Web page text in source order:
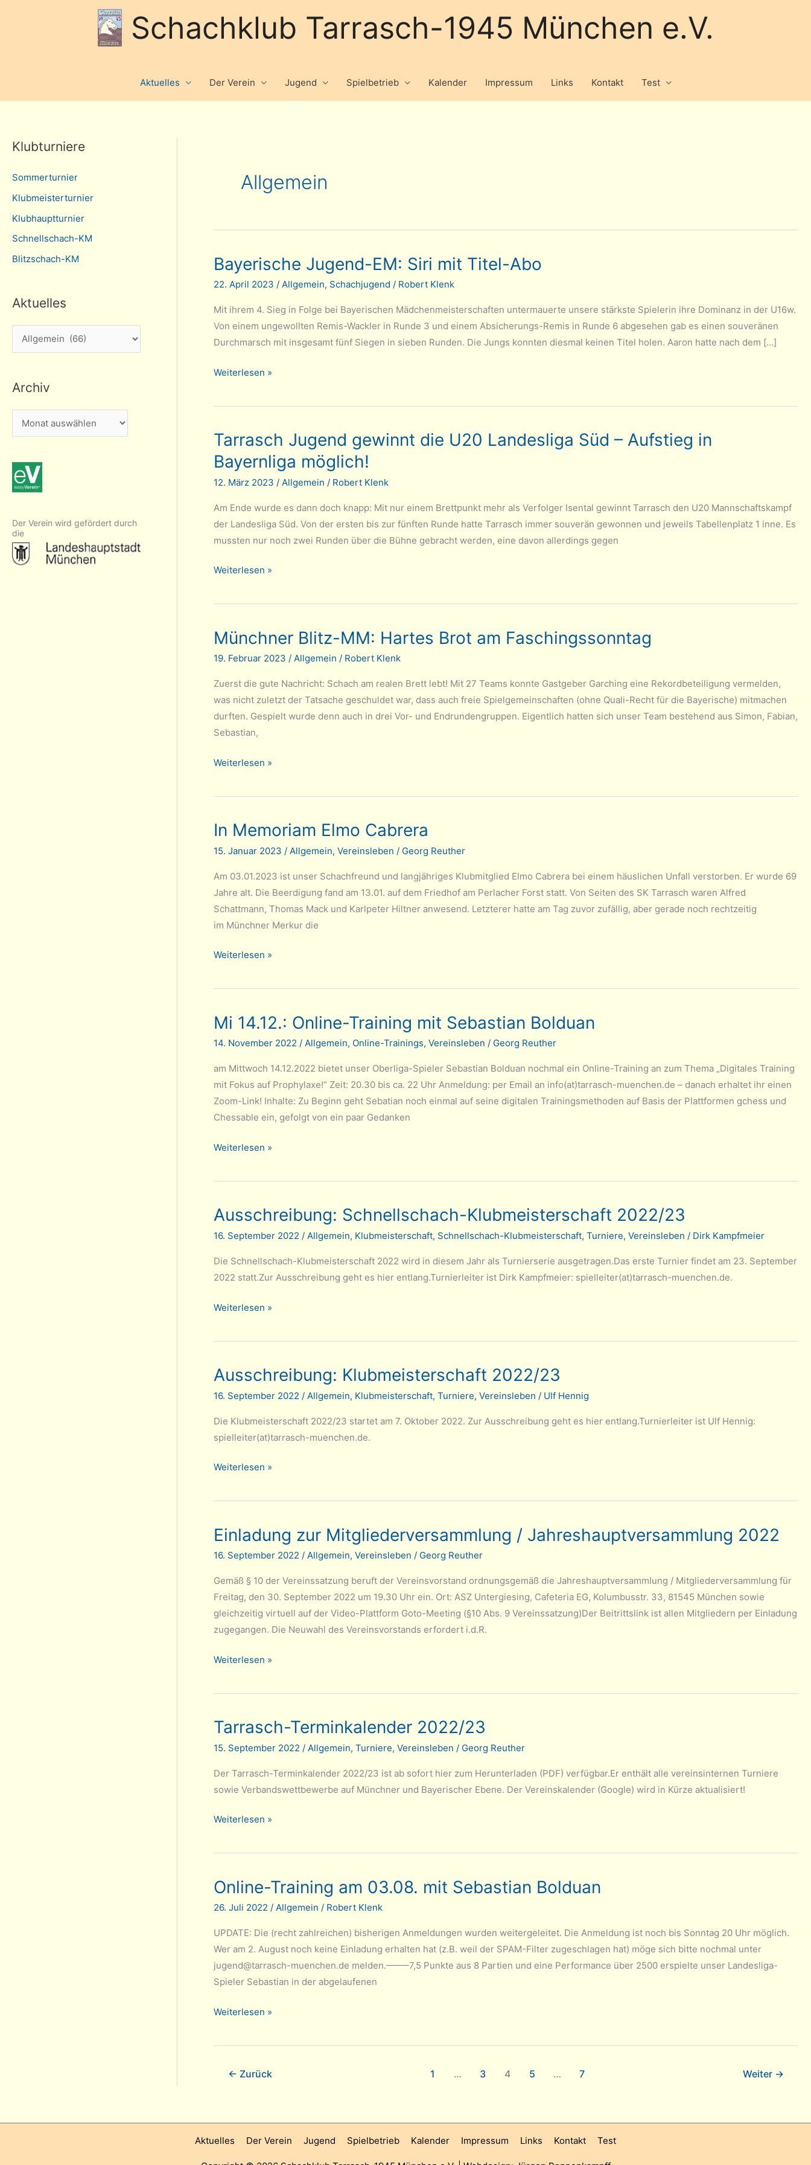
Schachklub Tarrasch-1945 München e.V.
Aktuelles Der Verein Jugend Spielbetrieb Kalender Impressum Links Kontakt Test
Klubturniere
Sommerturnier
Klubmeisterturnier
Klubhauptturnier
Schnellschach-KM
Blitzschach-KM
Aktuelles
k
u
e
s
Archiv
r
h
i
Der Verein wird gefördert durch
die
Allgemein
Bayerische Jugend-EM: Siri mit Titel-Abo
22. April 2023 / Allgemein, Schachjugend / Robert Klenk
Mit ihrem 4. Sieg in Folge bei Bayerischen Mädchenmeisterschaften untermauerte unsere stärkste Spielerin ihre Dominanz in der U16w.
Von einem ungewollten Remis-Wackler in Runde 3 und einem Absicherungs-Remis in Runde 6 abgesehen gab es einen souveränen
Durchmarsch mit insgesamt fünf Siegen in sieben Runden. Die Jungs konnten diesmal keinen Titel holen. Aaron hatte nach dem […]
Bayerische
EM:
mit
Titel-
Abo
Weiterlesen »
Tarrasch Jugend gewinnt die U20 Landesliga Süd – Aufstieg in
Bayernliga möglich!
12. März 2023 / Allgemein / Robert Klenk
Am Ende wurde es dann doch knapp: Mit nur einem Brettpunkt mehr als Verfolger Isental gewinnt Tarrasch den U20 Mannschaftskampf
der Landesliga Süd. Von der ersten bis zur fünften Runde hatte Tarrasch immer souverän gewonnen und jeweils Tabellenplatz 1 inne. Es
mussten nur noch zwei Runden über die Bühne gebracht werden, eine davon allerdings gegen
Tarrasch
gewinnt
U20
–
Aufstieg
in
Bayernliga
Weiterlesen »
Münchner Blitz-MM: Hartes Brot am Faschingssonntag
19. Februar 2023 / Allgemein / Robert Klenk
Zuerst die gute Nachricht: Schach am realen Brett lebt! Mit 27 Teams konnte Gastgeber Garching eine Rekordbeteiligung vermelden,
was nicht zuletzt der Tatsache geschuldet war, dass auch freie Spielgemeinschaften (ohne Quali-Recht für die Bayerische) mitmachen
durften. Gespielt wurde denn auch in drei Vor- und Endrundengruppen. Eigentlich hatten sich unser Team bestehend aus Simon, Fabian,
Sebastian,
Münchner
MM:
Brot
Weiterlesen »
In Memoriam Elmo Cabrera
15. Januar 2023 / Allgemein, Vereinsleben / Georg Reuther
Am 03.01.2023 ist unser Schachfreund und langjähriges Klubmitglied Elmo Cabrera bei einem häuslichen Unfall verstorben. Er wurde 69
Jahre alt. Die Beerdigung fand am 13.01. auf dem Friedhof am Perlacher Forst statt. Von Seiten des SK Tarrasch waren Alfred
Schattmann, Thomas Mack und Karlpeter Hiltner anwesend. Letzterer hatte am Tag zuvor zufällig, aber gerade noch rechtzeitig
im Münchner Merkur die
In
Elmo
Weiterlesen »
Mi 14.12.: Online-Training mit Sebastian Bolduan
14. November 2022 / Allgemein, Online-Trainings, Vereinsleben / Georg Reuther
am Mittwoch 14.12.2022 bietet unser Oberliga-Spieler Sebastian Bolduan nochmal ein Online-Training an zum Thema „Digitales Training
mit Fokus auf Prophylaxe!“ Zeit: 20.30 bis ca. 22 Uhr Anmeldung: per Email an info(at)tarrasch-muenchen.de – danach erhaltet ihr einen
Zoom-Link! Inhalte: Zu Beginn geht Sebatian noch einmal auf seine digitalen Trainingsmethoden auf Basis der Plattformen gchess und
Chessable ein, gefolgt von ein paar Gedanken
Mi
Online-
mit
Bolduan
Weiterlesen »
Ausschreibung: Schnellschach-Klubmeisterschaft 2022/23
16. September 2022 / Allgemein, Klubmeisterschaft, Schnellschach-Klubmeisterschaft, Turniere, Vereinsleben / Dirk Kampfmeier
Die Schnellschach-Klubmeisterschaft 2022 wird in diesem Jahr als Turnierserie ausgetragen.Das erste Turnier findet am 23. September
2022 statt.Zur Ausschreibung geht es hier entlang.Turnierleiter ist Dirk Kampfmeier: spielleiter(at)tarrasch-muenchen.de.
Ausschreibung:
Klubmeisterschaft
Weiterlesen »
Ausschreibung: Klubmeisterschaft 2022/23
16. September 2022 / Allgemein, Klubmeisterschaft, Turniere, Vereinsleben / Ulf Hennig
Die Klubmeisterschaft 2022/23 startet am 7. Oktober 2022. Zur Ausschreibung geht es hier entlang.Turnierleiter ist Ulf Hennig:
spielleiter(at)tarrasch-muenchen.de.
Ausschreibung:
2022/23
Weiterlesen »
Einladung zur Mitgliederversammlung / Jahreshauptversammlung 2022
16. September 2022 / Allgemein, Vereinsleben / Georg Reuther
Gemäß § 10 der Vereinssatzung beruft der Vereinsvorstand ordnungsgemäß die Jahreshauptversammlung / Mitgliederversammlung für
Freitag, den 30. September 2022 um 19.30 Uhr ein. Ort: ASZ Untergiesing, Cafeteria EG, Kolumbusstr. 33, 81545 München sowie
gleichzeitig virtuell auf der Video-Plattform Goto-Meeting (§10 Abs. 9 Vereinssatzung)Der Beitrittslink ist allen Mitgliedern per Einladung
zugegangen. Die Neuwahl des Vereinsvorstands erfordert i.d.R.
Einladung
Mitgliederversammlung
Jahreshauptversammlung
Weiterlesen »
Tarrasch-Terminkalender 2022/23
15. September 2022 / Allgemein, Turniere, Vereinsleben / Georg Reuther
Der Tarrasch-Terminkalender 2022/23 ist ab sofort hier zum Herunterladen (PDF) verfügbar.Er enthält alle vereinsinternen Turniere
sowie Verbandswettbewerbe auf Münchner und Bayerischer Ebene. Der Vereinskalender (Google) wird in Kürze aktualisiert!
Tarrasch-
2022/23
Weiterlesen »
Online-Training am 03.08. mit Sebastian Bolduan
26. Juli 2022 / Allgemein / Robert Klenk
UPDATE: Die (recht zahlreichen) bisherigen Anmeldungen wurden weitergeleitet. Die Anmeldung ist noch bis Sonntag 20 Uhr möglich.
Wer am 2. August noch keine Einladung erhalten hat (z.B. weil der SPAM-Filter zugeschlagen hat) möge sich bitte nochmal unter
jugend@tarrasch-muenchen.de melden.——–7,5 Punkte aus 8 Partien und eine Performance über 2500 erspielte unser Landesliga-
Spieler Sebastian in der abgelaufenen
Online-
am
Weiterlesen »
← Zurück 1 … 3 4 5 … 7 Weiter →
Aktuelles Der Verein Jugend Spielbetrieb Kalender Impressum Links Kontakt Test